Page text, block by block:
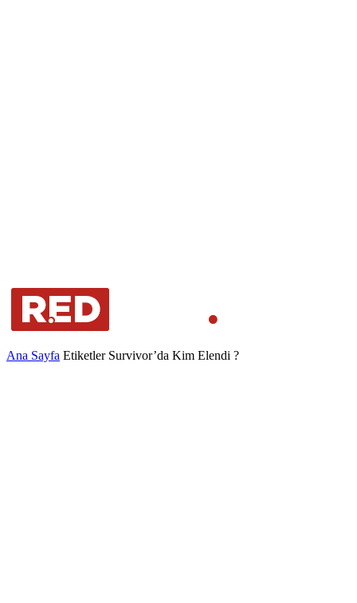
Ana Sayfa Etiketler Survivor’da Kim Elendi ?